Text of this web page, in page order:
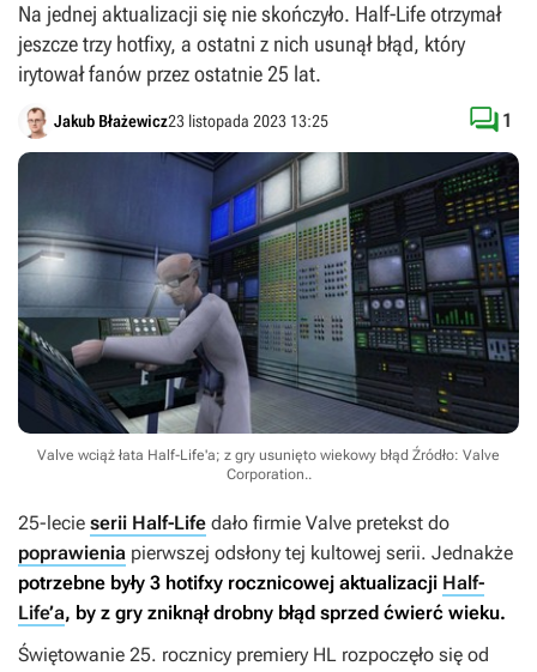
Na jednej aktualizacji się nie skończyło. Half-Life otrzymał
jeszcze trzy hotfixy, a ostatni z nich usunął błąd, który
irytował fanów przez ostatnie 25 lat.
Jakub Błażewicz23 listopada 2023 13:25  1
Valve wciąż łata Half-Life'a; z gry usunięto wiekowy błąd Źródło: Valve
Corporation..
25-lecie serii Half-Life dało firmie Valve pretekst do
poprawienia pierwszej odsłony tej kultowej serii. Jednakże
potrzebne były 3 hotifxy rocznicowej aktualizacji Half-
Life’a, by z gry zniknął drobny błąd sprzed ćwierć wieku.
Świętowanie 25. rocznicy premiery HL rozpoczęło się od